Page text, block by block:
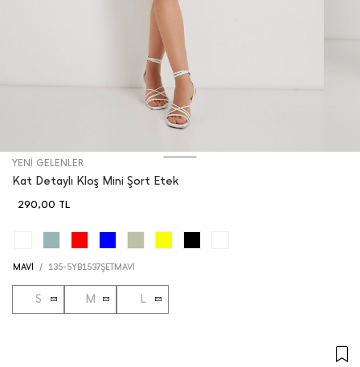
YENİ GELENLER
Kat Detaylı Kloş Mini Şort Etek
290,00 TL
S M L
MAVİ / 135-5YB1537ŞETMAVİ